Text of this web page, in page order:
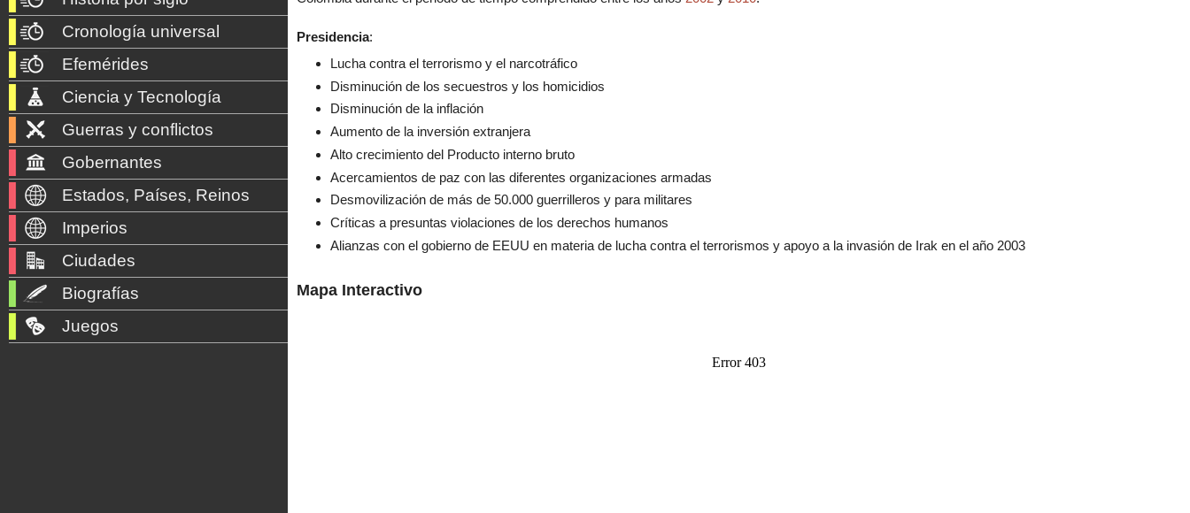
Presidencia:
Lucha contra el terrorismo y el narcotráfico
Disminución de los secuestros y los homicidios
Disminución de la inflación
Aumento de la inversión extranjera
Alto crecimiento del Producto interno bruto
Acercamientos de paz con las diferentes organizaciones armadas
Desmovilización de más de 50.000 guerrilleros y para militares
Críticas a presuntas violaciones de los derechos humanos
Alianzas con el gobierno de EEUU en materia de lucha contra el terrorismos y apoyo a la invasión de Irak en el año 2003
Mapa Interactivo
Cronología universal
Efemérides
Ciencia y Tecnología
Guerras y conflictos
Gobernantes
Estados, Países, Reinos
Imperios
Ciudades
Biografías
Juegos